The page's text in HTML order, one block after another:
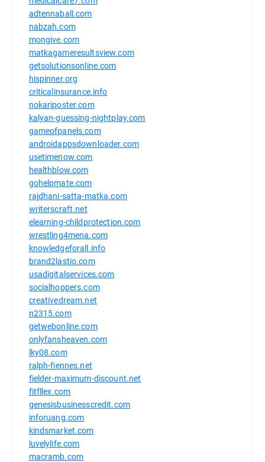
adtennaball.com
nabzah.com
mongive.com
matkagameresultsview.com
getsolutionsonline.com
hispinner.org
criticalinsurance.info
nokariposter.com
kalyan-guessing-nightplay.com
gameofpanels.com
androidappsdownloader.com
usetimenow.com
healthblow.com
gohelpmate.com
rajdhani-satta-matka.com
writerscraft.net
elearning-childprotection.com
wrestling4mena.com
knowledgeforall.info
brand2lastio.com
usadigitalservices.com
socialhoppers.com
creativedream.net
n2315.com
getwebonline.com
onlyfansheaven.com
lky08.com
ralph-fiennes.net
fielder-maximum-discount.net
fitfllex.com
genesisbusinesscredit.com
inforuang.com
kindsmarket.com
luvelylife.com
macramb.com